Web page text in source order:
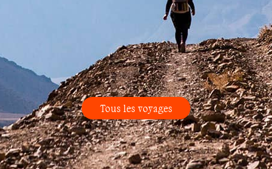
Tous les voyages